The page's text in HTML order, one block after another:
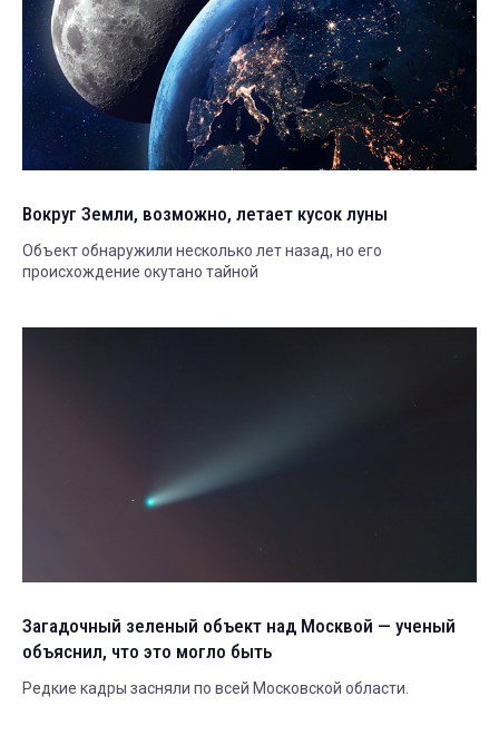
Вокруг Земли, возможно, летает кусок луны
Объект обнаружили несколько лет назад, но его
происхождение окутано тайной
Загадочный зеленый объект над Москвой — ученый
объяснил, что это могло быть
Редкие кадры засняли по всей Московской области.